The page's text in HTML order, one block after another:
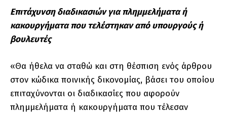
Επιτάχυνση διαδικασιών για πλημμελήματα ή
κακουργήματα που τελέστηκαν από υπουργούς ή
βουλευτές
«Θα ήθελα να σταθώ και στη θέσπιση ενός άρθρου
στον κώδικα ποινικής δικονομίας, βάσει του οποίου
επιταχύνονται οι διαδικασίες που αφορούν
πλημμελήματα ή κακουργήματα που τέλεσαν